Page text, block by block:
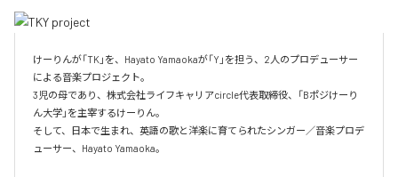
けーりんが「TK」を、Hayato Yamaokaが「Y」を担う、2人のプロデューサー
による音楽プロジェクト。
3児の母であり、株式会社ライフキャリアcircle代表取締役、「Bポジけーり
ん大学」を主宰するけーりん。
そして、日本で生まれ、英語の歌と洋楽に育てられたシンガー／音楽プロデ
ューサー、Hayato Yamaoka。